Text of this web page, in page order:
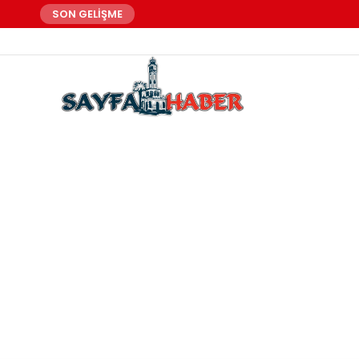
SON GELİŞME